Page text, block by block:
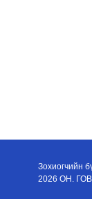
Зохиогчийн
2026 ОН.